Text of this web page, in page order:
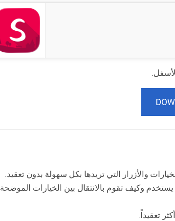
والأزرار التي تريدها بكل سهولة بدون تعقيد.
وكيف تقوم بالانتقال بين الخيارات الموضحة
تعقيداً.